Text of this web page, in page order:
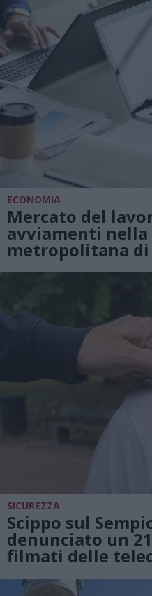
ECONOMIA
Mercato del
avviamenti
metropolitana
SICUREZZA
Scippo sul
denunciato un
filmati delle